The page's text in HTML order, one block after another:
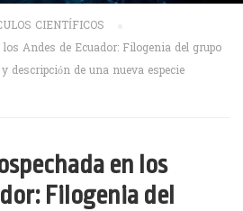
CIENTÍFICOS
Andes de Ecuador: Filogenia del grupo
descripción de una nueva especie
en los
Filogenia del